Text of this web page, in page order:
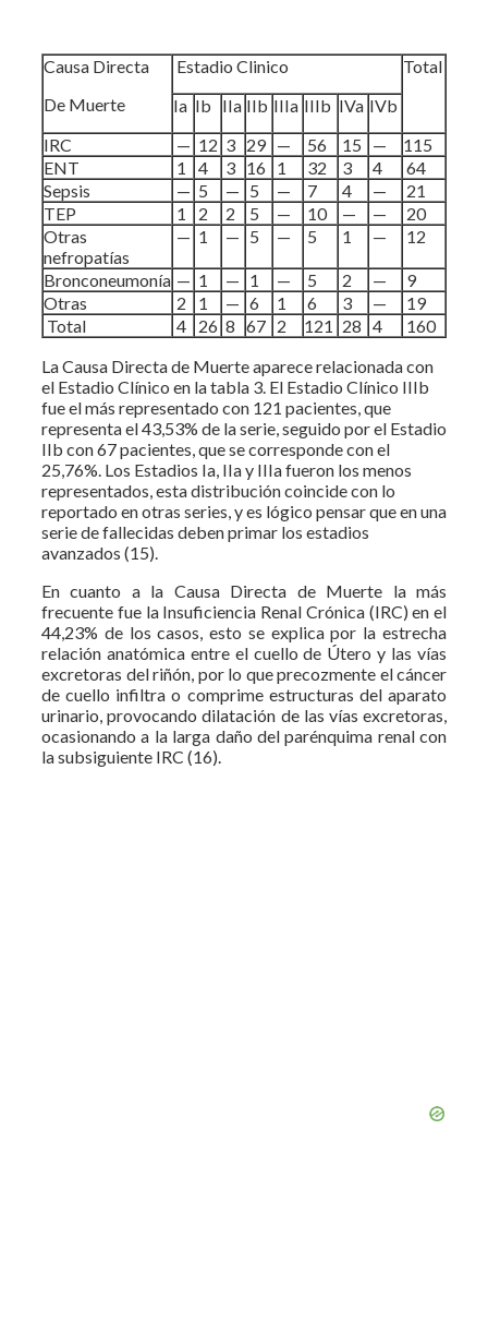
Causa Directa
De Muerte
Estadio Clinico
Total
Ia Ib IIa IIb IIIa IIIb IVa IVb
IRC
— 12 3 29 — 56 15 —
115
ENT
1 4 3 16 1 32 3 4
64
Sepsis
— 5 — 5 — 7 4 —
21
TEP
1 2 2 5 — 10 — —
20
Otras
nefropatías
— 1 — 5 — 5 1 — 12
Bronconeumonía — 1 — 1 — 5 2 —
9
Otras
2 1 — 6 1 6 3 —
19
Total
4 26 8 67 2 121 28 4
160
La Causa Directa de Muerte aparece relacionada con
el Estadio Clínico en la tabla 3. El Estadio Clínico IIIb
fue el más representado con 121 pacientes, que
representa el 43,53% de la serie, seguido por el Estadio
IIb con 67 pacientes, que se corresponde con el
25,76%. Los Estadios Ia, IIa y IIIa fueron los menos
representados, esta distribución coincide con lo
reportado en otras series, y es lógico pensar que en una
serie de fallecidas deben primar los estadios
avanzados (15).
En cuanto a la Causa Directa de Muerte la más
frecuente fue la Insuficiencia Renal Crónica (IRC) en el
44,23% de los casos, esto se explica por la estrecha
relación anatómica entre el cuello de Útero y las vías
excretoras del riñón, por lo que precozmente el cáncer
de cuello infiltra o comprime estructuras del aparato
urinario, provocando dilatación de las vías excretoras,
ocasionando a la larga daño del parénquima renal con
la subsiguiente IRC (16).